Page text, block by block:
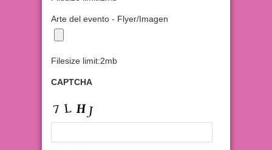
Arte del evento - Flyer/Imagen
Filesize limit:2mb
CAPTCHA